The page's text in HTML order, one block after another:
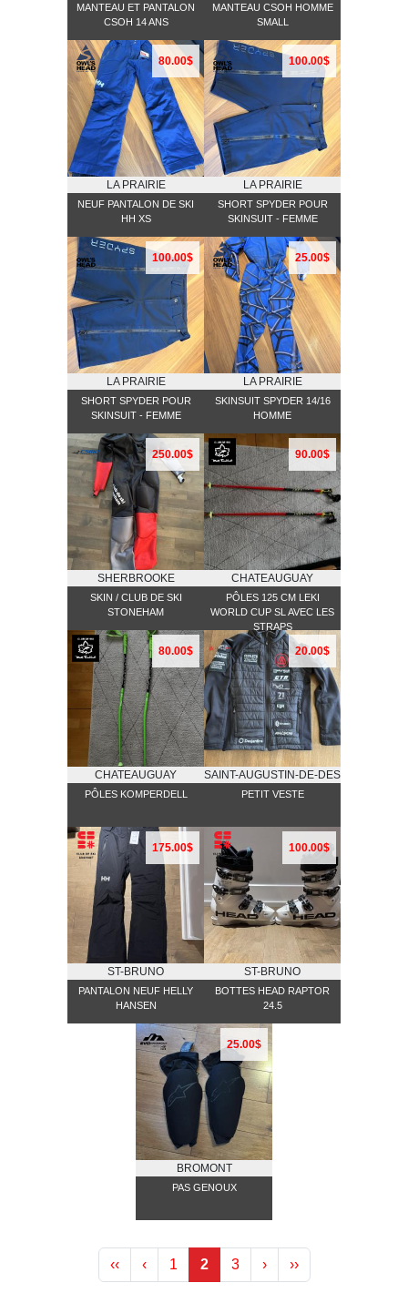
MANTEAU ET PANTALON
CSOH 14 ANS
MANTEAU CSOH HOMME
SMALL
80.00$
LA PRAIRIE
NEUF PANTALON DE SKI
HH XS
100.00$
LA PRAIRIE
SHORT SPYDER POUR
SKINSUIT - FEMME
100.00$
LA PRAIRIE
SHORT SPYDER POUR
SKINSUIT - FEMME
25.00$
LA PRAIRIE
SKINSUIT SPYDER 14/16
HOMME
250.00$
SHERBROOKE
SKIN / CLUB DE SKI
STONEHAM
90.00$
CHATEAUGUAY
PÔLES 125 CM LEKI
WORLD CUP SL AVEC LES
STRAPS
80.00$
CHATEAUGUAY
PÔLES KOMPERDELL
20.00$
SAINT-AUGUSTIN-DE-DESMAURES
PETIT VESTE
175.00$
ST-BRUNO
PANTALON NEUF HELLY
HANSEN
100.00$
ST-BRUNO
BOTTES HEAD RAPTOR
24.5
25.00$
BROMONT
PAS GENOUX
‹‹ ‹ 1 2 3 › ››